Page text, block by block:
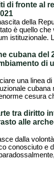
di fronte al
della
è quello che
istituzionale.
cubana del
di
una linea di
cubana
cesura
tra diritto
alle
dalla
conosciuto e